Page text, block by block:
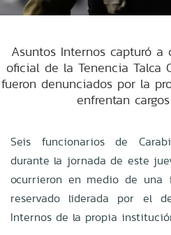
Asuntos Internos capturó
oficial de la Tenencia Talca
fueron denunciados por la
enfrentan
Seis funcionarios de
durante la jornada de este
ocurrieron en medio de una
reservado liderada por el
Internos de la propia